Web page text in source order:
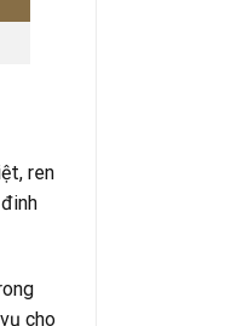
ren
cho